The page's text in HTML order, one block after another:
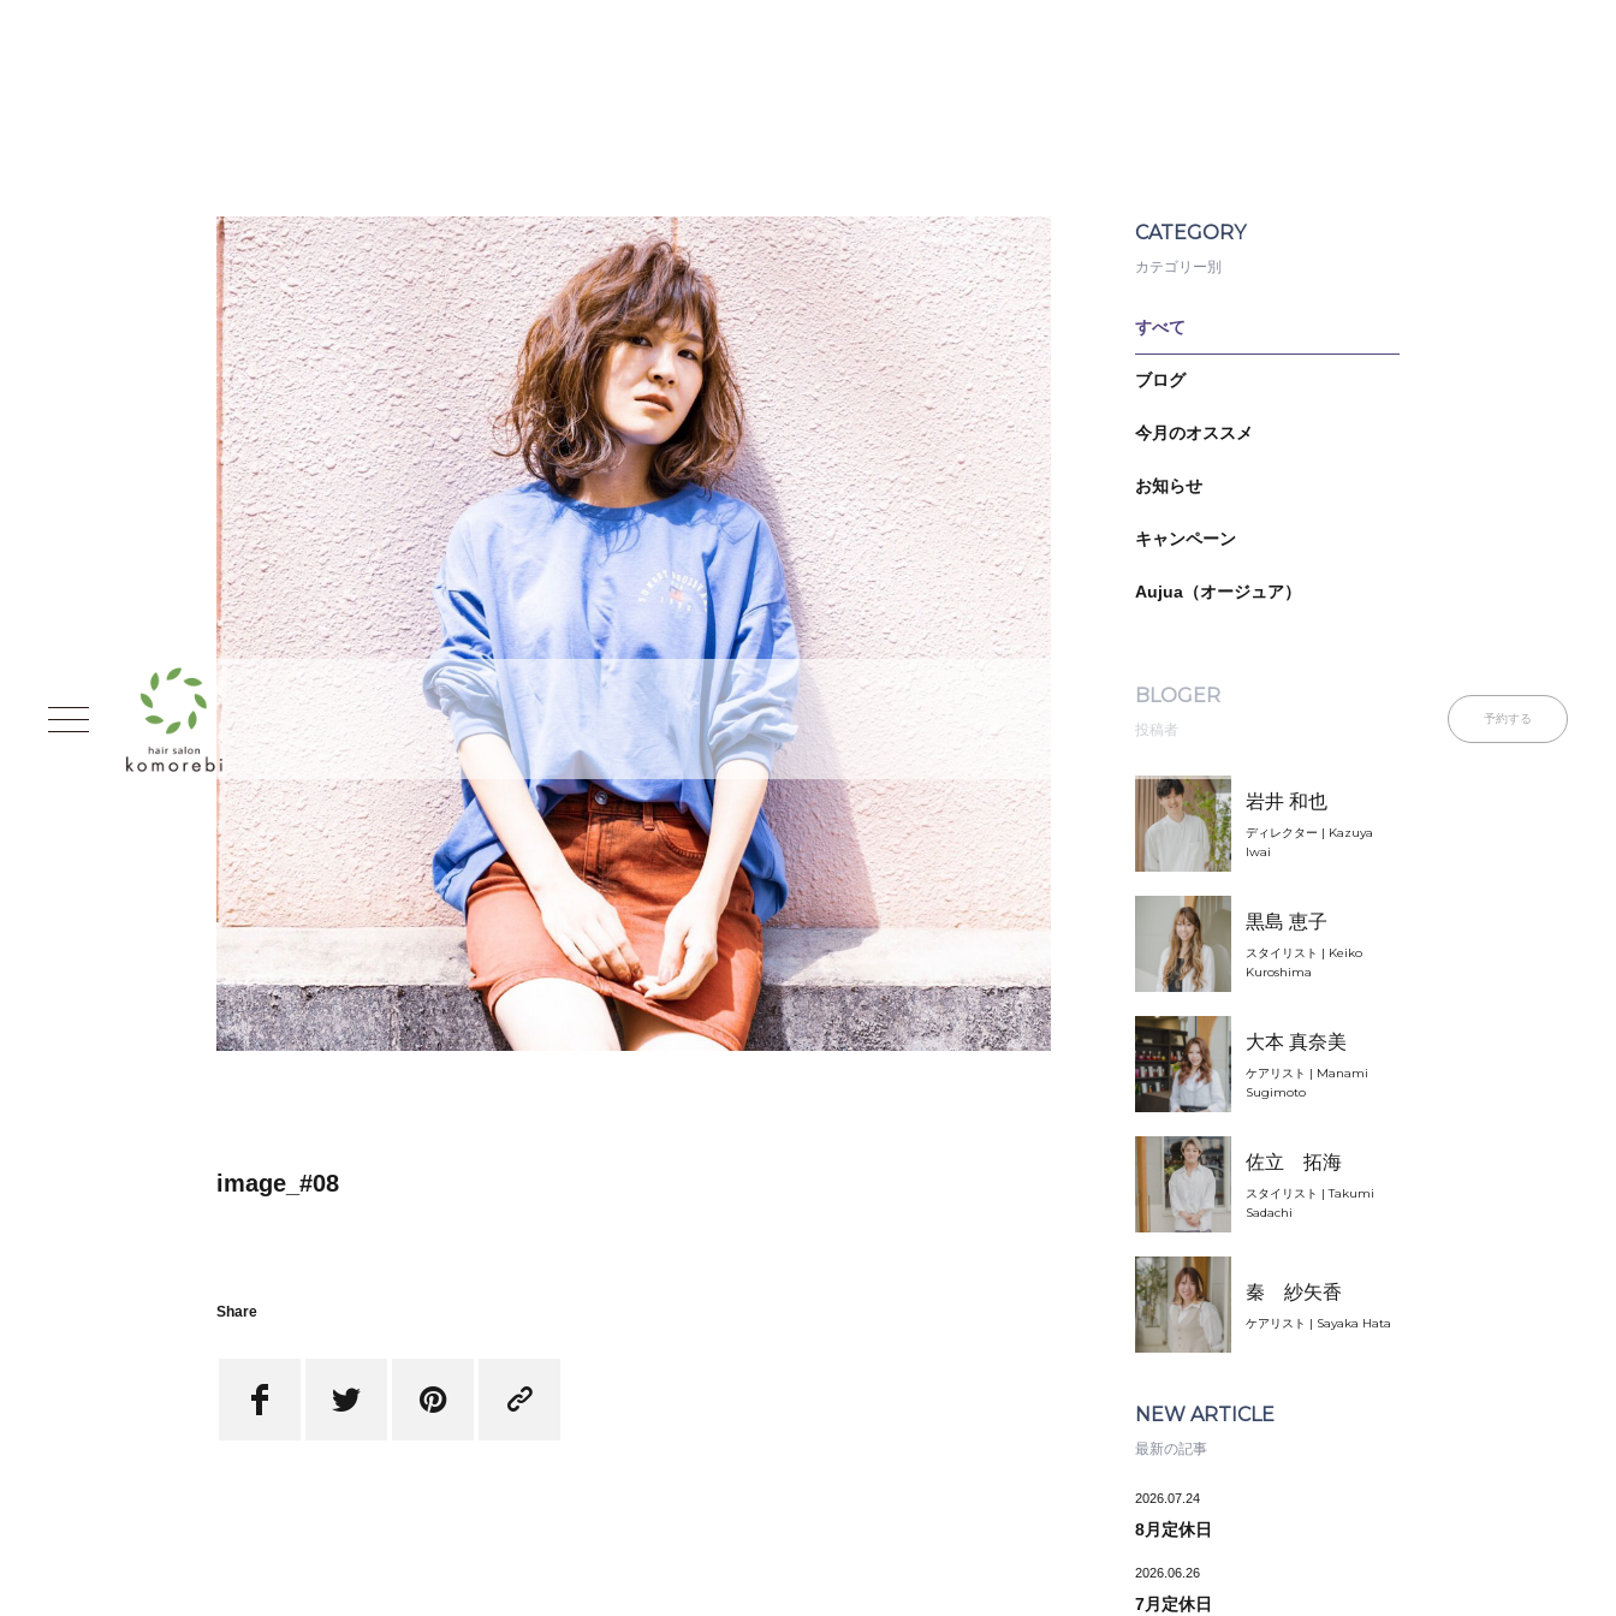
予約する
CATEGORY
カテゴリー別
すべて
ブログ
今月のオススメ
お知らせ
キャンペーン
Aujua（オージュア）
BLOGER
投稿者
岩井 和也
ディレクター | Kazuya
Iwai
黒島 恵子
スタイリスト | Keiko
Kuroshima
大本 真奈美
ケアリスト | Manami
Sugimoto
佐立 拓海
スタイリスト | Takumi
Sadachi
秦 紗矢香
ケアリスト | Sayaka Hata
NEW ARTICLE
最新の記事
2026.07.24
8月定休日
2026.06.26
7月定休日
image_#08
Share
   